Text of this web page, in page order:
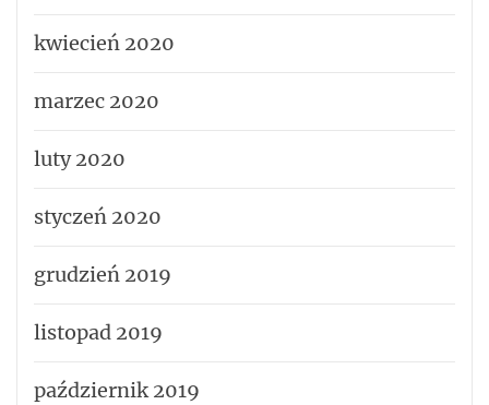
kwiecień 2020
marzec 2020
luty 2020
styczeń 2020
grudzień 2019
listopad 2019
październik 2019